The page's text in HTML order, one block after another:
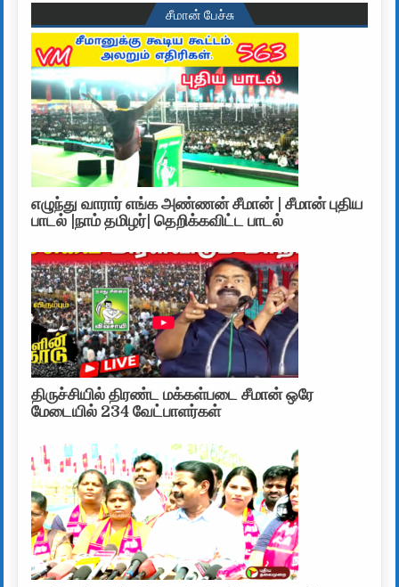
சீமான் பேச்சு
எழுந்து வாரார் எங்க அண்ணன் சீமான் | சீமான் புதிய
பாடல் |நாம் தமிழர்| தெறிக்கவிட்ட பாடல்
திருச்சியில் திரண்ட மக்கள்படை சீமான் ஒரே
மேடையில் 234 வேட்பாளர்கள்